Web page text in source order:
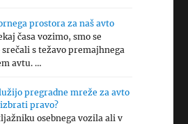
prostora za naš avto
časa vozimo, smo se
s težavo premajhnega
avtu. …
pregradne mreže za avto
pravo?
osebnega vozila ali v